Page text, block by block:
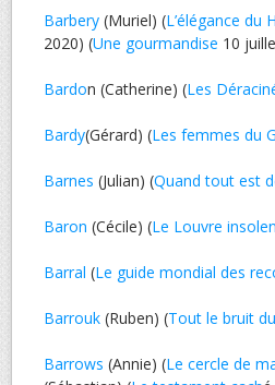
Barbery (Muriel) (L’élégance du
2020) (Une gourmandise 10
Bardon (Catherine) (Les
Bardy(Gérard) (Les femmes du
Barnes (Julian) (Quand tout est
Baron (Cécile) (Le Louvre
Barral (Le guide mondial des
Barrouk (Ruben) (Tout le bruit
Barrows (Annie) (Le cercle de